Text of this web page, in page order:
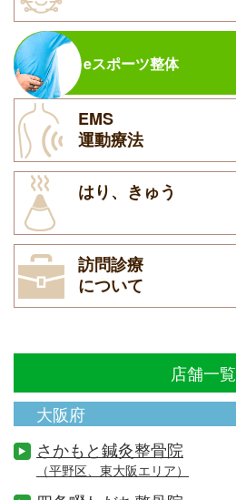
eスポーツ整体
EMS
運動療法
はり、きゅう
訪問診療
について
店舗一覧
大阪府
さかもと鍼灸整骨院
（平野区、東大阪エリア）